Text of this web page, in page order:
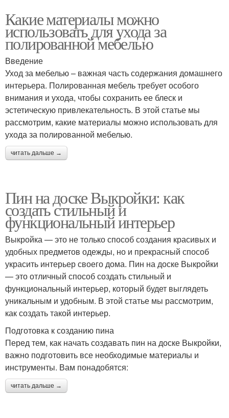
Какие материалы можно
использовать для ухода за
полированной мебелью
Введение
Уход за мебелью – важная часть содержания домашнего
интерьера. Полированная мебель требует особого
внимания и ухода, чтобы сохранить ее блеск и
эстетическую привлекательность. В этой статье мы
рассмотрим, какие материалы можно использовать для
ухода за полированной мебелью.
читать дальше →
Пин на доске Выкройки: как
создать стильный и
функциональный интерьер
Выкройка — это не только способ создания красивых и
удобных предметов одежды, но и прекрасный способ
украсить интерьер своего дома. Пин на доске Выкройки
— это отличный способ создать стильный и
функциональный интерьер, который будет выглядеть
уникальным и удобным. В этой статье мы рассмотрим,
как создать такой интерьер.
Подготовка к созданию пина
Перед тем, как начать создавать пин на доске Выкройки,
важно подготовить все необходимые материалы и
инструменты. Вам понадобятся:
читать дальше →